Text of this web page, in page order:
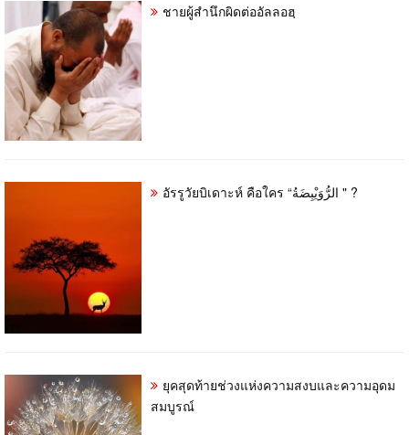
ชายผู้สำนึกผิดต่ออัลลอฮฺ
อัรรูวัยบิเดาะห์ คือใคร “الرُّوَيْبِضَةُ " ?
ยุคสุดท้ายช่วงแห่งความสงบและความอุดม
สมบูรณ์